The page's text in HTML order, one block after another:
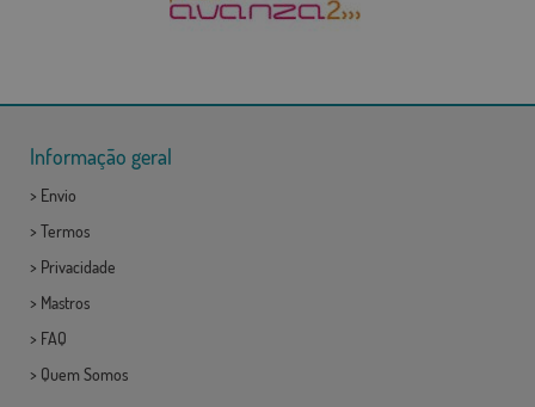
Informação geral
> Envio
> Termos
> Privacidade
> Mastros
> FAQ
> Quem Somos